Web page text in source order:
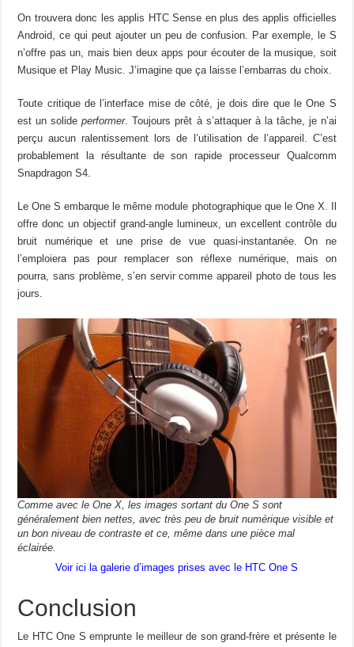
On trouvera donc les applis HTC Sense en plus des applis officielles
Android, ce qui peut ajouter un peu de confusion. Par exemple, le S
n’offre pas un, mais bien deux apps pour écouter de la musique, soit
Musique et Play Music. J’imagine que ça laisse l’embarras du choix.
Toute critique de l’interface mise de côté, je dois dire que le One S
est un solideperformer. Toujours prêt à s’attaquer à la tâche, je n’ai
perçu aucun ralentissement lors de l’utilisation de l’appareil. C’est
probablement la résultante de son rapide processeur Qualcomm
Snapdragon S4.
Le One S embarque le même module photographique que le One X. Il
offre donc un objectif grand-angle lumineux, un excellent contrôle du
bruit numérique et une prise de vue quasi-instantanée. On ne
l’emploiera pas pour remplacer son réflexe numérique, mais on
pourra, sans problème, s’en servir comme appareil photo de tous les
jours.
Comme avec le One X, les images sortant du One S sont
généralement bien nettes, avec très peu de bruit numérique visible et
un bon niveau de contraste et ce, même dans une pièce mal
éclairée.
Voir ici la galerie d’images prises avec le HTC One S
Conclusion
Le HTC One S emprunte le meilleur de son grand-frère et présente le